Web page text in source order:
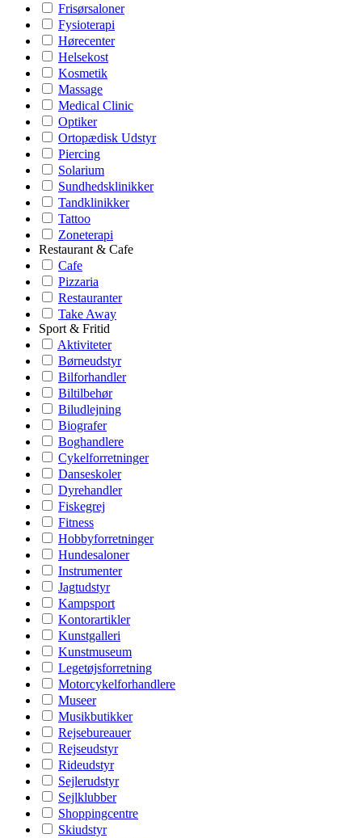
Frisørsaloner
Fysioterapi
Hørecenter
Helsekost
Kosmetik
Massage
Medical Clinic
Optiker
Ortopædisk Udstyr
Piercing
Solarium
Sundhedsklinikker
Tandklinikker
Tattoo
Zoneterapi
Restaurant & Cafe
Cafe
Pizzaria
Restauranter
Take Away
Sport & Fritid
Aktiviteter
Børneudstyr
Bilforhandler
Biltilbehør
Biludlejning
Biografer
Boghandlere
Cykelforretninger
Danseskoler
Dyrehandler
Fiskegrej
Fitness
Hobbyforretninger
Hundesaloner
Instrumenter
Jagtudstyr
Kampsport
Kontorartikler
Kunstgalleri
Kunstmuseum
Legetøjsforretning
Motorcykelforhandlere
Museer
Musikbutikker
Rejsebureauer
Rejseudstyr
Rideudstyr
Sejlerudstyr
Sejlklubber
Shoppingcentre
Skiudstyr